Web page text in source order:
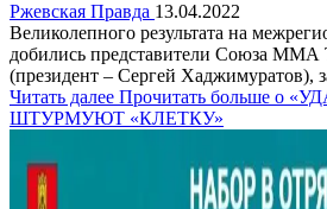
Ржевская Правда 13.04.2022
Великолепного результата на
добились представители Союза ММА
(президент – Сергей Хаджимуратов),
Читать далее Прочитать больше о
ШТУРМУЮТ «КЛЕТКУ»